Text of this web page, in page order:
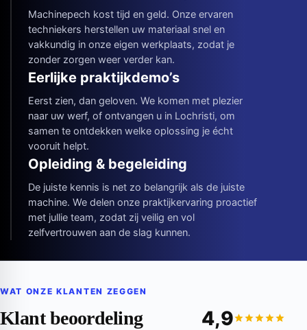
Machinepech kost tijd en geld. Onze ervaren
techniekers herstellen uw materiaal snel en
vakkundig in onze eigen werkplaats, zodat je
zonder zorgen weer verder kan.
Eerlijke praktijkdemo’s
Eerst zien, dan geloven. We komen met plezier
naar uw werf, of ontvangen u in Lochristi, om
samen te ontdekken welke oplossing je écht
vooruit helpt.
Opleiding & begeleiding
De juiste kennis is net zo belangrijk als de juiste
machine. We delen onze praktijkervaring proactief
met jullie team, zodat zij veilig en vol
zelfvertrouwen aan de slag kunnen.
WAT ONZE KLANTEN ZEGGEN
Klant beoordeling 4,9